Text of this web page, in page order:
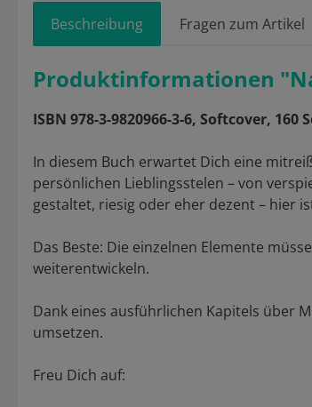
Beschreibung Fragen zum Artikel
Produktinformationen
ISBN 978-3-9820966-3-6, Softcover, 160
In diesem Buch erwartet Dich eine
persönlichen Lieblingsstelen – von
gestaltet, riesig oder eher dezent – hier
Das Beste: Die einzelnen Elemente
weiterentwickeln.
Dank eines ausführlichen Kapitels über
umsetzen.
Freu Dich auf: